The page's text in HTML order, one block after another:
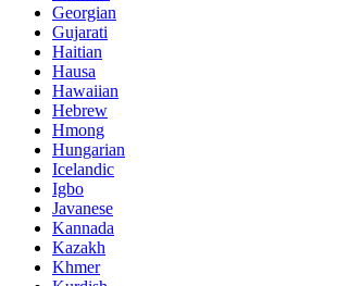
Georgian
Gujarati
Haitian
Hausa
Hawaiian
Hebrew
Hmong
Hungarian
Icelandic
Igbo
Javanese
Kannada
Kazakh
Khmer